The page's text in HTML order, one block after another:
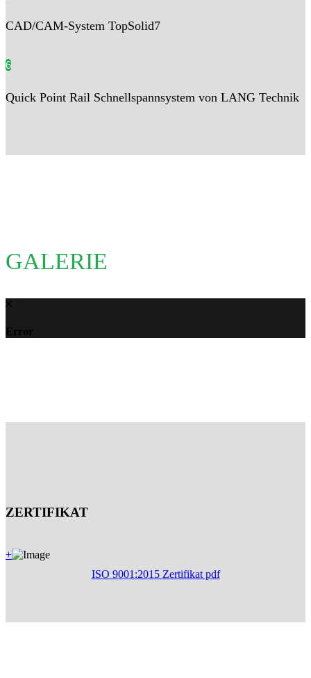
CAD/CAM-System TopSolid7
6
Quick Point Rail Schnellspannsystem von LANG Technik
GALERIE
Error
ZERTIFIKAT
+
ISO 9001:2015 Zertifikat pdf